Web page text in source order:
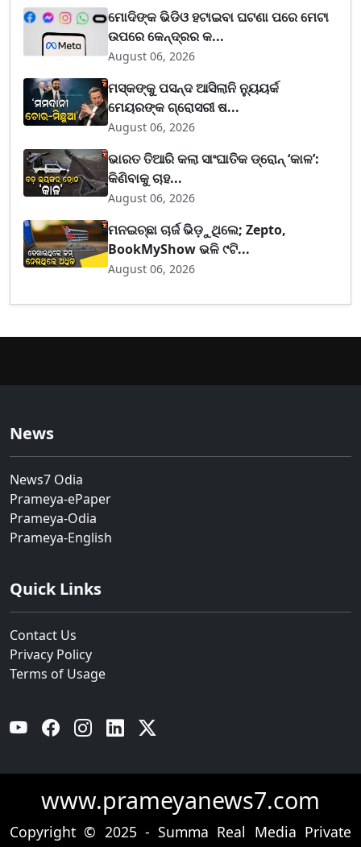
ମୋଦିଙ୍କ ଭିଡିଓ ହଟାଇବା ଘଟଣା ପରେ ମେଟା
ଉପରେ କେନ୍ଦ୍ରର କ...
August 06, 2026
ମସ୍କଙ୍କୁ ପସନ୍ଦ ଆସିଲାନି ନ୍ୟୁୟର୍କ
ମେୟରଙ୍କ ଗ୍ରୋସରୀ ଷ...
August 06, 2026
ଭାରତ ତିଆରି କଲା ସାଂଘାତିକ ଡ୍ରୋନ୍ ‘କାଳ’:
କିଣିବାକୁ ଚାହ...
August 06, 2026
ମନଇଚ୍ଛା ଚାର୍ଜ ଭିଡ଼ୁଥିଲେ; Zepto,
BookMyShow ଭଳି ୯ଟି...
August 06, 2026
News
News7 Odia
Prameya-ePaper
Prameya-Odia
Prameya-English
Quick Links
Contact Us
Privacy Policy
Terms of Usage
YouTube Facebook Instagram Linkedin
www.prameyanews7.com
Copyright © 2025 - Summa Real Media Private